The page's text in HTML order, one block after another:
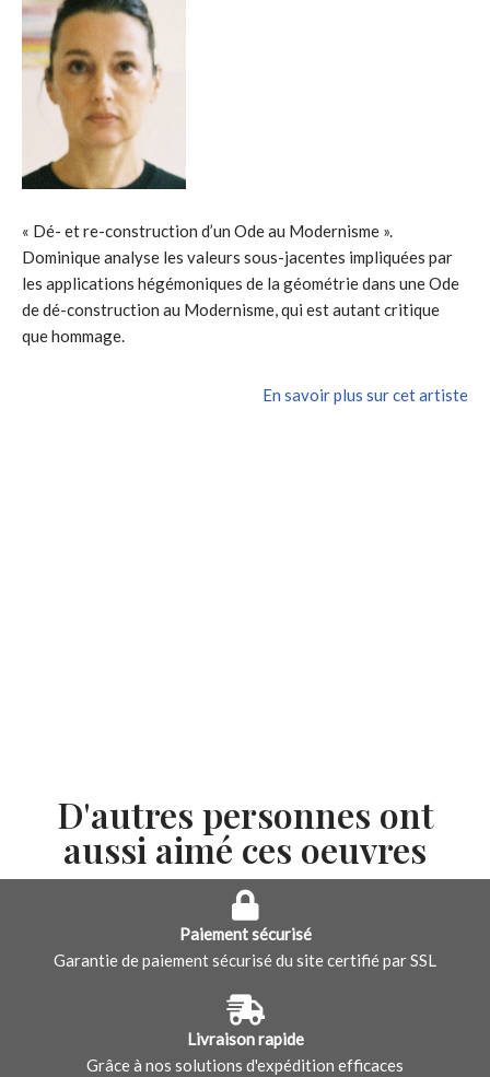
« Dé- et re-construction d’un Ode au Modernisme ».
Dominique analyse les valeurs sous-jacentes impliquées par
les applications hégémoniques de la géométrie dans une Ode
de dé-construction au Modernisme, qui est autant critique
que hommage.
En savoir plus sur cet artiste
D'autres personnes ont
aussi aimé ces oeuvres
Paiement sécurisé
Garantie de paiement sécurisé du site certifié par SSL
Livraison rapide
Grâce à nos solutions d'expédition efficaces